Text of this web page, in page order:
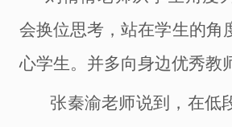
会换位思考 ，站在学生的角
心学生。并多向身边优秀教
张秦渝老师说到，在低